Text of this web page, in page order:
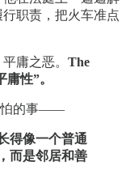
职责，把火车准点
庸之恶。 The
庸性”。
怕的事——
得像一个普通
而是邻居和善